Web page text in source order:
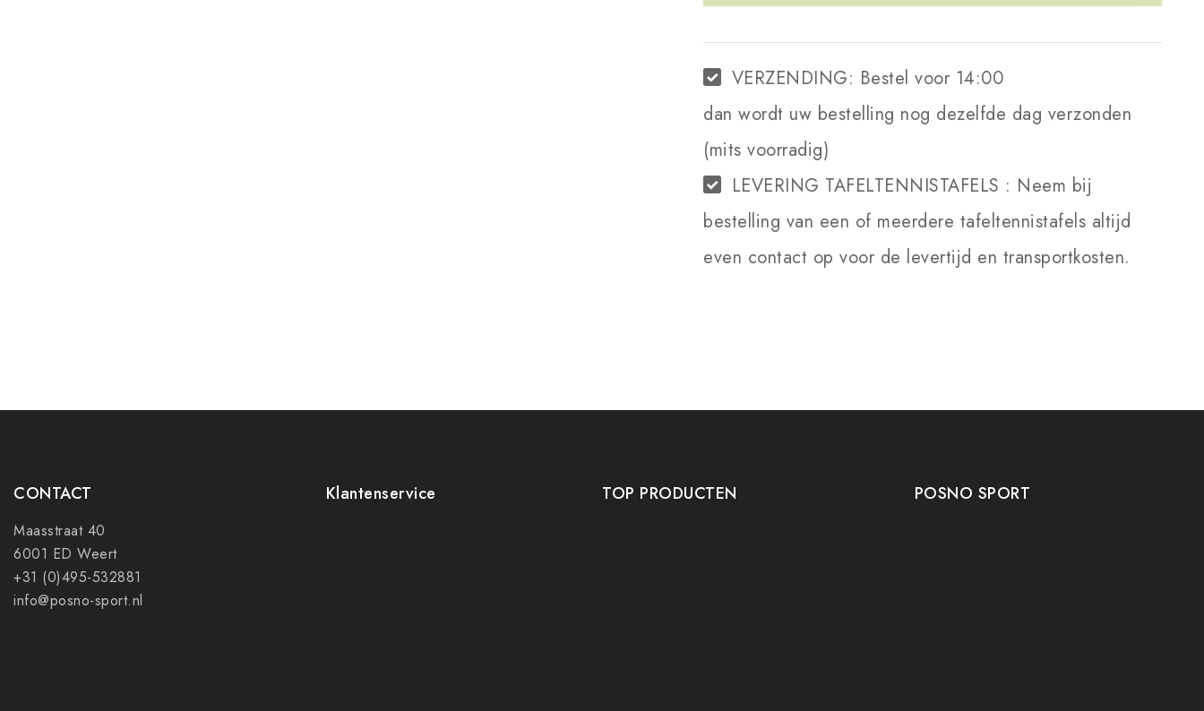
VERZENDING: Bestel voor 14:00
dan wordt uw bestelling nog dezelfde dag verzonden
(mits voorradig)
LEVERING TAFELTENNISTAFELS : Neem bij
bestelling van een of meerdere tafeltennistafels altijd
even contact op voor de levertijd en transportkosten.
CONTACT
Maasstraat 40
6001 ED Weert
+31 (0)495-532881
info@posno-sport.nl
Klantenservice TOP PRODUCTEN POSNO SPORT